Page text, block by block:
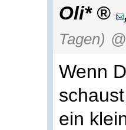
Oli* ,
Tagen)
Wenn
ein